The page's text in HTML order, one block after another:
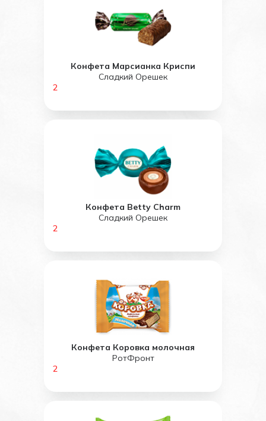
Конфета Марсианка Криспи
Сладкий Орешек
2
Конфета Betty Charm
Сладкий Орешек
2
Конфета Коровка молочная
РотФронт
2